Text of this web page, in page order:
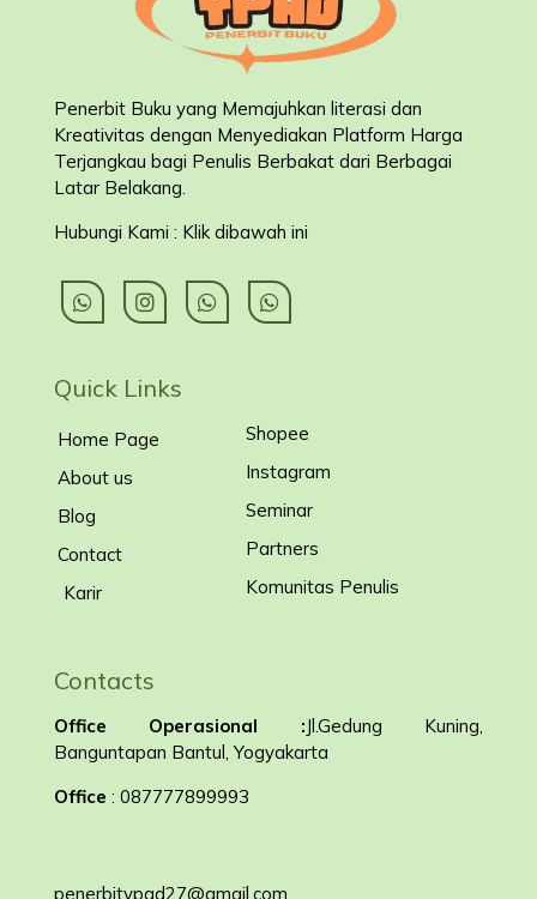
Penerbit Buku yang Memajuhkan literasi dan
Kreativitas dengan Menyediakan Platform Harga
Terjangkau bagi Penulis Berbakat dari Berbagai
Latar Belakang.
Hubungi Kami : Klik dibawah ini
Quick Links
Home Page
About us
Blog
Contact
Karir
Shopee
Instagram
Seminar
Partners
Komunitas Penulis
Contacts
Office Operasional :Jl.Gedung Kuning,
Banguntapan Bantul, Yogyakarta
Office : 087777899993
penerbitypad27@gmail.com